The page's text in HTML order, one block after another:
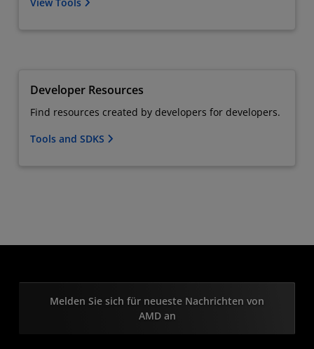
Developer Resources
Find resources created by developers for developers.
Tools and SDKS
Melden Sie sich für neueste Nachrichten von
AMD an